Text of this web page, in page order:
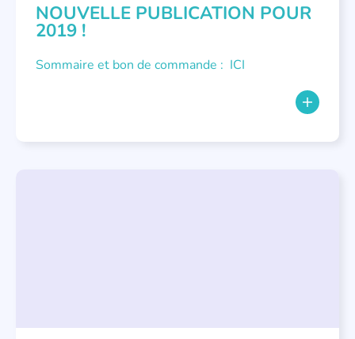
NOUVELLE PUBLICATION POUR
2019 !
Sommaire et bon de commande : ICI